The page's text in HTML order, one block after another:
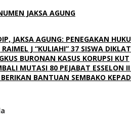
JAKSA AGUNG
JAKSA AGUNG: PENEGAKAN
RAIMEL J “KULIAHI” 37 SISWA
BURONAN KASUS KORUPSI KUT
MUTASI 80 PEJABAT ESSELON
BANTUAN SEMBAKO